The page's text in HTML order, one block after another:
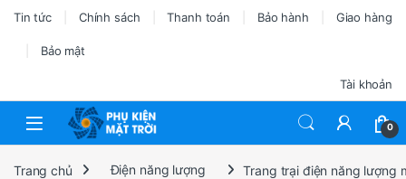
Tin tức Chính sách Thanh toán Bảo hành Giao hàng
Bảo mật
Tài khoản
0
Trang chủ Điện năng lượng Trang trại điện năng lượng